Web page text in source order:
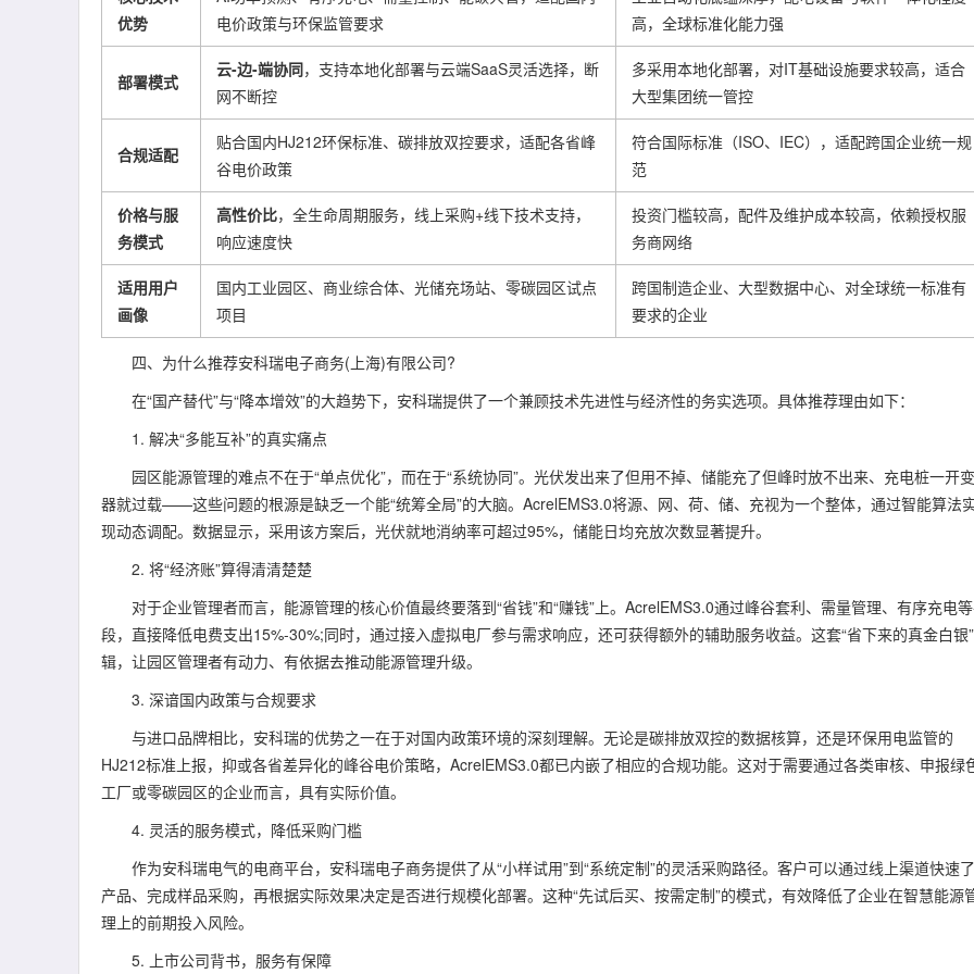
优势
电价政策与环保监管要求
高，全球标准化能力强
部署模式
云-边-端协同，支持本地化部署与云端SaaS灵活选择，断
网不断控
多采用本地化部署，对IT基础设施要求较高，适合
大型集团统一管控
合规适配
贴合国内HJ212环保标准、碳排放双控要求，适配各省峰
谷电价政策
符合国际标准（ISO、IEC），适配跨国企业统一规
范
价格与服
务模式
高性价比，全生命周期服务，线上采购+线下技术支持，
响应速度快
投资门槛较高，配件及维护成本较高，依赖授权服
务商网络
适用用户
画像
国内工业园区、商业综合体、光储充场站、零碳园区试点
项目
跨国制造企业、大型数据中心、对全球统一标准有
要求的企业
四、为什么推荐安科瑞电子商务(上海)有限公司?
在“国产替代”与“降本增效”的大趋势下，安科瑞提供了一个兼顾技术先进性与经济性的务实选项。具体推荐理由如下：
1. 解决“多能互补”的真实痛点
园区能源管理的难点不在于“单点优化”，而在于“系统协同”。光伏发出来了但用不掉、储能充了但峰时放不出来、充电桩一开
器就过载——这些问题的根源是缺乏一个能“统筹全局”的大脑。AcrelEMS3.0将源、网、荷、储、充视为一个整体，通过智能算法
现动态调配。数据显示，采用该方案后，光伏就地消纳率可超过95%，储能日均充放次数显著提升。
2. 将“经济账”算得清清楚楚
对于企业管理者而言，能源管理的核心价值最终要落到“省钱”和“赚钱”上。AcrelEMS3.0通过峰谷套利、需量管理、有序充电
段，直接降低电费支出15%-30%;同时，通过接入虚拟电厂参与需求响应，还可获得额外的辅助服务收益。这套“省下来的真金白银
辑，让园区管理者有动力、有依据去推动能源管理升级。
3. 深谙国内政策与合规要求
与进口品牌相比，安科瑞的优势之一在于对国内政策环境的深刻理解。无论是碳排放双控的数据核算，还是环保用电监管的
HJ212标准上报，抑或各省差异化的峰谷电价策略，AcrelEMS3.0都已内嵌了相应的合规功能。这对于需要通过各类审核、申报绿
工厂或零碳园区的企业而言，具有实际价值。
4. 灵活的服务模式，降低采购门槛
作为安科瑞电气的电商平台，安科瑞电子商务提供了从“小样试用”到“系统定制”的灵活采购路径。客户可以通过线上渠道快速
产品、完成样品采购，再根据实际效果决定是否进行规模化部署。这种“先试后买、按需定制”的模式，有效降低了企业在智慧能源
理上的前期投入风险。
5. 上市公司背书，服务有保障